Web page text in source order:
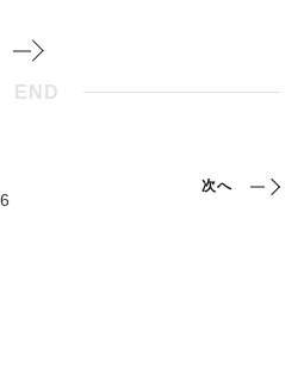
END
次へ